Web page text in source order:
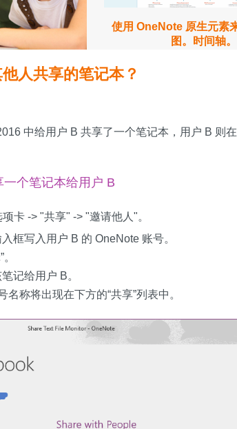
使用 OneNote 原生元素
图。时间轴。
人共享的笔记本？
中给用户 B 共享了一个笔记本，用户 B 则
个笔记本给用户 B
卡 -> "共享" -> "邀请他人"。
框写入用户 B 的 OneNote 账号。
记给用户 B。
称将出现在下方的“共享”列表中。